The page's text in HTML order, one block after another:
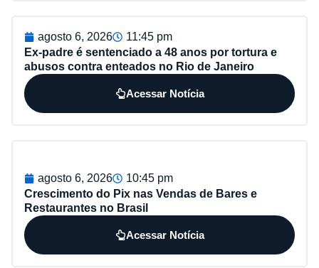
agosto 6, 2026
11:45 pm
Ex-padre é sentenciado a 48 anos por tortura e
abusos contra enteados no Rio de Janeiro
Acessar Notícia
agosto 6, 2026
10:45 pm
Crescimento do Pix nas Vendas de Bares e
Restaurantes no Brasil
Acessar Notícia